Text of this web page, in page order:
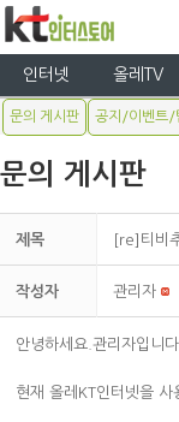
인터넷 올레TV
문의 게시판 공지/이벤트/
문의 게시판
제목 [re]티비
작성자 관리자
안녕하세요.관리자입니다.
현재 올레KT인터넷을